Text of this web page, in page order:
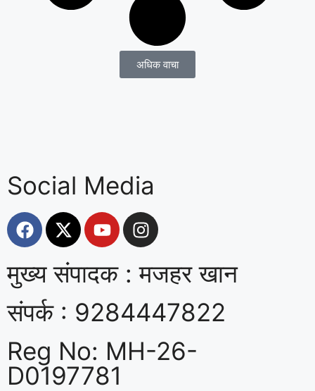
अधिक वाचा
Social Media
मुख्य संपादक : मजहर खान
संपर्क : 9284447822
Reg No: MH-26-
D0197781